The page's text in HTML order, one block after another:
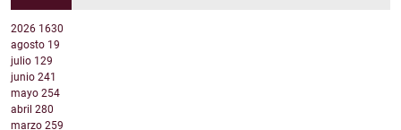
2026 1630
agosto 19
julio 129
junio 241
mayo 254
abril 280
marzo 259